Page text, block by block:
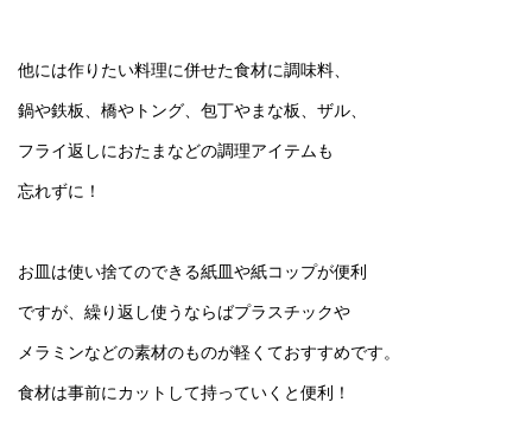
他には作りたい料理に併せた食材に調味料、
鍋や鉄板、橋やトング、包丁やまな板、ザル、
フライ返しにおたまなどの調理アイテムも
忘れずに！
お皿は使い捨てのできる紙皿や紙コップが便利
ですが、繰り返し使うならばプラスチックや
メラミンなどの素材のものが軽くておすすめです。
食材は事前にカットして持っていくと便利！